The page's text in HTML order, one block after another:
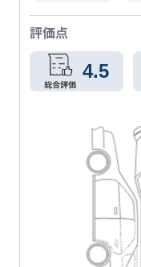
評価点
4.5